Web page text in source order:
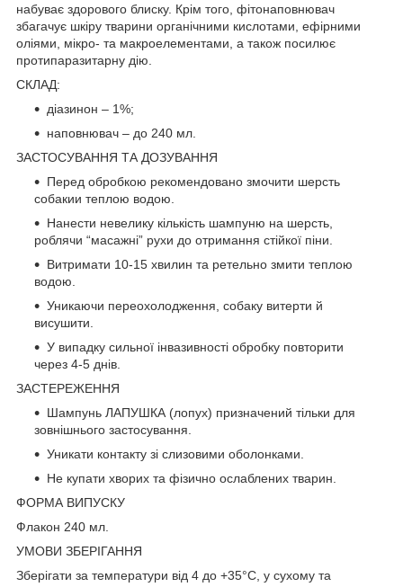
набуває здорового блиску. Крім того, фітонаповнювач
збагачує шкіру тварини органічними кислотами, ефірними
оліями, мікро- та макроелементами, а також посилює
протипаразитарну дію.
СКЛАД:
діазинон – 1%;
наповнювач – до 240 мл.
ЗАСТОСУВАННЯ ТА ДОЗУВАННЯ
Перед обробкою рекомендовано змочити шерсть
собакии теплою водою.
Нанести невелику кількість шампуню на шерсть,
роблячи “масажні” рухи до отримання стійкої піни.
Витримати 10-15 хвилин та ретельно змити теплою
водою.
Уникаючи переохолодження, собаку витерти й
висушити.
У випадку сильної інвазивності обробку повторити
через 4-5 днів.
ЗАСТЕРЕЖЕННЯ
Шампунь ЛАПУШКА (лопух) призначений тільки для
зовнішнього застосування.
Уникати контакту зі слизовими оболонками.
Не купати хворих та фізично ослаблених тварин.
ФОРМА ВИПУСКУ
Флакон 240 мл.
УМОВИ ЗБЕРІГАННЯ
Зберігати за температури від 4 до +35°С, у сухому та